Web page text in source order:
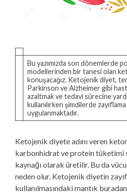
Bu yazımızda son dönemlerde
modellerinden bir tanesi olan
konuşacağız. Ketojenik diyet,
Parkinson ve Alzheimer gibi
azaltmak ve tedavi sürecine
kullanılırken şimdilerde zayıflama
uygulanmaktadır.
Ketojenik diyete adını veren
karbonhidrat ve protein tüketimi
kaynağı olarak üretilir. Bu da
neden olur. Ketojenik diyetin
kullanılmasındaki mantık